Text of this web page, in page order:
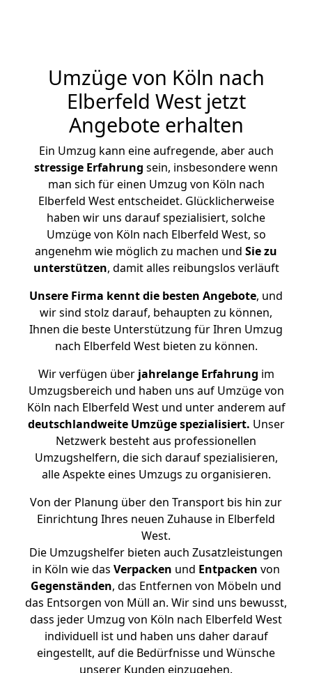
Umzüge von Köln nach
Elberfeld West jetzt
Angebote erhalten
Ein Umzug kann eine aufregende, aber auch
stressige Erfahrung sein, insbesondere wenn
man sich für einen Umzug von Köln nach
Elberfeld West entscheidet. Glücklicherweise
haben wir uns darauf spezialisiert, solche
Umzüge von Köln nach Elberfeld West, so
angenehm wie möglich zu machen und Sie zu
unterstützen, damit alles reibungslos verläuft
Unsere Firma kennt die besten Angebote, und
wir sind stolz darauf, behaupten zu können,
Ihnen die beste Unterstützung für Ihren Umzug
nach Elberfeld West bieten zu können.
Wir verfügen überjahrelange Erfahrung im
Umzugsbereich und haben uns auf Umzüge von
Köln nach Elberfeld West und unter anderem auf
deutschlandweite Umzüge spezialisiert. Unser
Netzwerk besteht aus professionellen
Umzugshelfern, die sich darauf spezialisieren,
alle Aspekte eines Umzugs zu organisieren.
Von der Planung über den Transport bis hin zur
Einrichtung Ihres neuen Zuhause in Elberfeld
West.
Die Umzugshelfer bieten auch Zusatzleistungen
in Köln wie das Verpacken und Entpacken von
Gegenständen, das Entfernen von Möbeln und
das Entsorgen von Müll an. Wir sind uns bewusst,
dass jeder Umzug von Köln nach Elberfeld West
individuell ist und haben uns daher darauf
eingestellt, auf die Bedürfnisse und Wünsche
unserer Kunden einzugehen.